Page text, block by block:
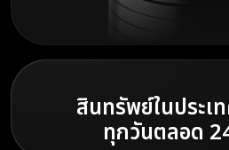
สินทรัพย์ในประเ
ทุกวันตลอด